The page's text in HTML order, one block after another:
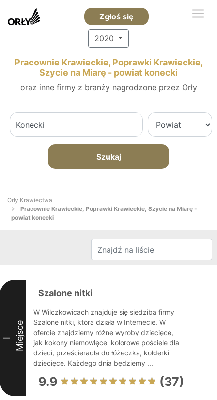
Zgłoś się
2020
Pracownie Krawieckie, Poprawki Krawieckie,
Szycie na Miarę - powiat konecki
oraz inne firmy z branży nagrodzone przez Orły
Szukaj
Orły Krawiectwa
Pracownie Krawieckie, Poprawki Krawieckie, Szycie na Miarę -
powiat konecki
I Miejsce
Szalone nitki
W Wilczkowicach znajduje się siedziba firmy
Szalone nitki, która działa w Internecie. W
ofercie znajdziemy różne wyroby dziecięce,
jak kokony niemowlęce, kolorowe pościele dla
dzieci, prześcieradła do łóżeczka, kołderki
dziecięce. Każdego dnia będziemy ...
9.9 (37)